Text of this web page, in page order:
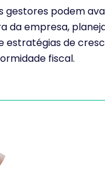
gestores podem
da empresa,
estratégias de
fiscal.